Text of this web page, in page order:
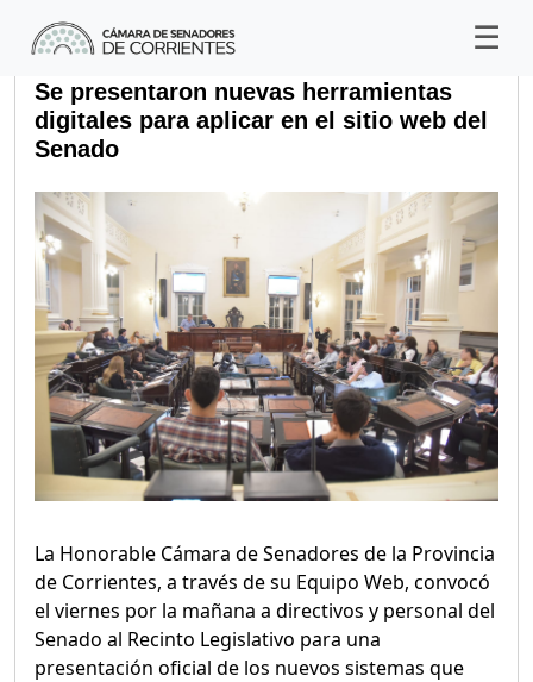
Se presentaron nuevas herramientas
digitales para aplicar en el sitio web del
Senado
La Honorable Cámara de Senadores de la Provincia
de Corrientes, a través de su Equipo Web, convocó
el viernes por la mañana a directivos y personal del
Senado al Recinto Legislativo para una
presentación oficial de los nuevos sistemas que